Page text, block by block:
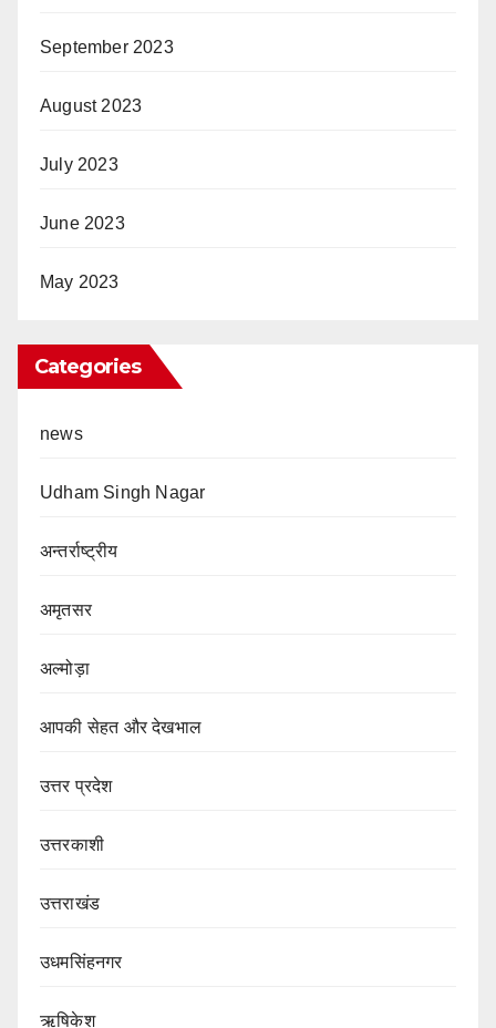
September 2023
August 2023
July 2023
June 2023
May 2023
Categories
news
Udham Singh Nagar
अन्तर्राष्ट्रीय
अमृतसर
अल्मोड़ा
आपकी सेहत और देखभाल
उत्तर प्रदेश
उत्तरकाशी
उत्तराखंड
उधमसिंहनगर
ऋषिकेश